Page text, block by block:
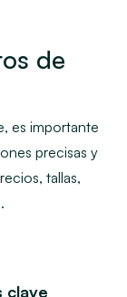
de
es importante
precisas y
tallas,
clave